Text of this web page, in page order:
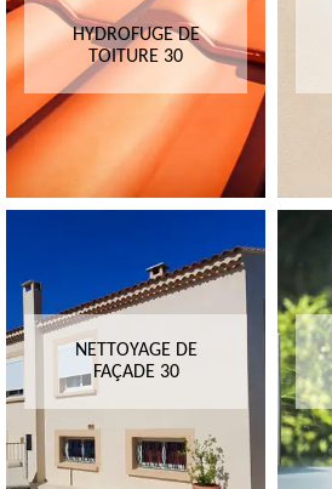
HYDROFUGE DE
TOITURE 30
NETTOYAGE DE
FAÇADE 30